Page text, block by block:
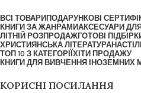
ВСІ ТОВАРИПОДАРУНКОВІ
КНИГИ ЗА ЖАНРАМИАКСЕСУАРИ
ЛІТНІЙ РОЗПРОДАЖГОТОВІ
ХРИСТИЯНСЬКА ЛІТЕРАТУРА
ТОП 10 З КАТЕГОРІЇХІТИ ПРОДАЖУ
КНИГИ ДЛЯ ВИВЧЕННЯ ІНОЗЕМНИХ
КОРИСНІ ПОСИЛАННЯ